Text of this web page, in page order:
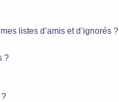
listes d’amis et d’ignorés ?
?
?